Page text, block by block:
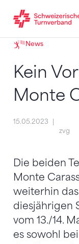
Zum Inhalt springen
Zur Sitemap
Zum Navigieren
News
Kein
Monte
15.05.2023
zvg
Die beiden
Monte
weiterhin
diesjährigen
vom 13./14.
es sowohl